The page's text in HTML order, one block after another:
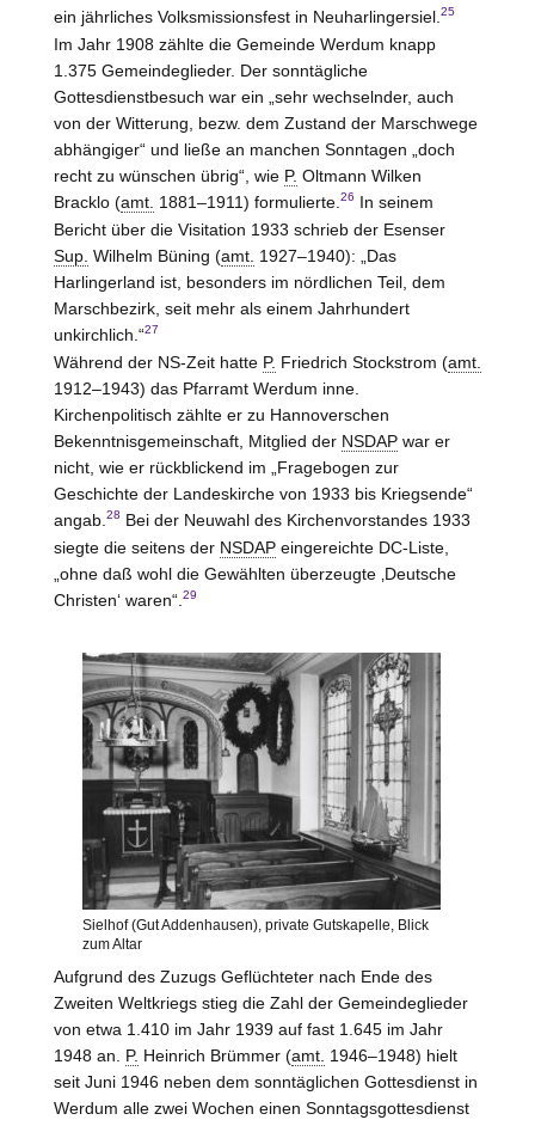
ein jährliches Volksmissionsfest in Neuharlingersiel. 25
Im Jahr 1908 zählte die Gemeinde Werdum knapp
1.375 Gemeindeglieder. Der sonntägliche
Gottesdienstbesuch war ein „sehr wechselnder, auch
von der Witterung, bezw. dem Zustand der Marschwege
abhängiger“ und ließe an manchen Sonntagen „doch
recht zu wünschen übrig“, wie P. Oltmann Wilken
Bracklo (amt. 1881–1911) formulierte. 26 In seinem
Bericht über die Visitation 1933 schrieb der Esenser
Sup. Wilhelm Büning (amt. 1927–1940): „Das
Harlingerland ist, besonders im nördlichen Teil, dem
Marschbezirk, seit mehr als einem Jahrhundert
unkirchlich.“27
Während der NS-Zeit hatte P. Friedrich Stockstrom (amt.
1912–1943) das Pfarramt Werdum inne.
Kirchenpolitisch zählte er zu Hannoverschen
Bekenntnisgemeinschaft, Mitglied der NSDAPwar er
nicht, wie er rückblickend im „Fragebogen zur
Geschichte der Landeskirche von 1933 bis Kriegsende“
angab. 28 Bei der Neuwahl des Kirchenvorstandes 1933
siegte die seitens der NSDAPeingereichte DC-Liste,
„ohne daß wohl die Gewählten überzeugte ‚Deutsche
Christen‘ waren“. 29
Sielhof (Gut Addenhausen), private Gutskapelle, Blick
zum Altar
Aufgrund des Zuzugs Geflüchteter nach Ende des
Zweiten Weltkriegs stieg die Zahl der Gemeindeglieder
von etwa 1.410 im Jahr 1939 auf fast 1.645 im Jahr
1948 an. P. Heinrich Brümmer (amt. 1946–1948) hielt
seit Juni 1946 neben dem sonntäglichen Gottesdienst in
Werdum alle zwei Wochen einen Sonntagsgottesdienst